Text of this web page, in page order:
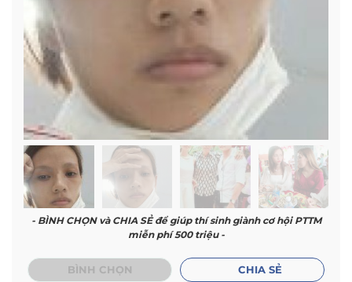
- BÌNH CHỌN và CHIA SẺ để giúp thí sinh giành cơ hội PTTM
miễn phí 500 triệu -
BÌNH CHỌN CHIA SẺ